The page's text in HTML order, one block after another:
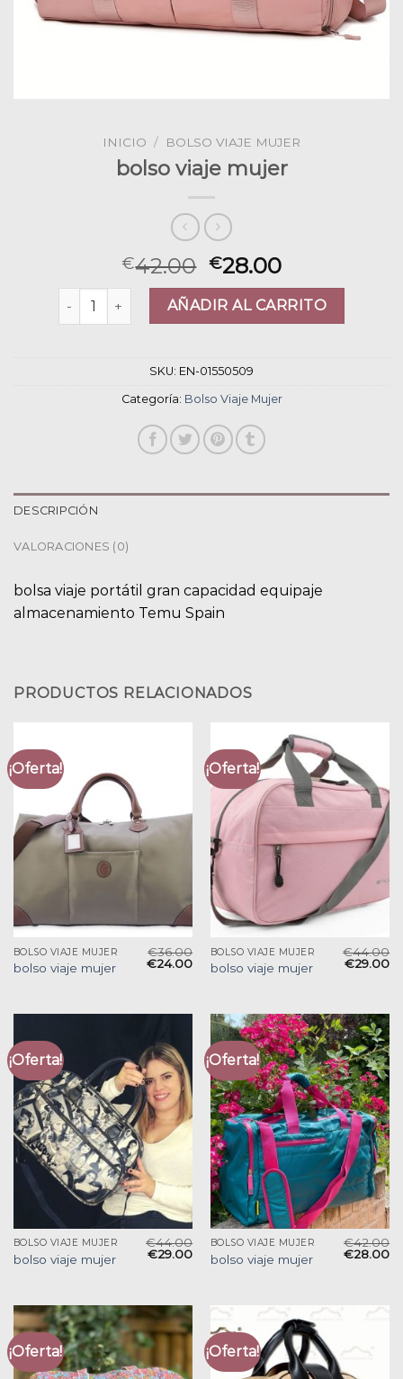
INICIO / BOLSO VIAJE MUJER
bolso viaje mujer
€42.00 €28.00
bolso viaje mujer cantidadAÑADIR AL CARRITO
SKU: EN-01550509
Categoría: Bolso Viaje Mujer
DESCRIPCIÓN
VALORACIONES (0)
bolsa viaje portátil gran capacidad equipaje
almacenamiento Temu Spain
PRODUCTOS RELACIONADOS
¡Oferta!
BOLSO VIAJE MUJER
bolso viaje mujer
€36.00
€24.00
¡Oferta!
BOLSO VIAJE MUJER
bolso viaje mujer
€44.00
€29.00
¡Oferta!
BOLSO VIAJE MUJER
bolso viaje mujer
€44.00
€29.00
¡Oferta!
BOLSO VIAJE MUJER
bolso viaje mujer
€42.00
€28.00
¡Oferta! ¡Oferta!